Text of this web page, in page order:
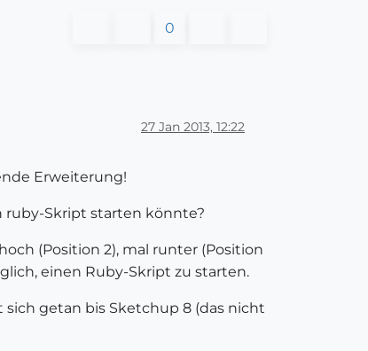
0
27 Jan 2013, 12:22
Erweiterung!
ruby-Skript starten könnte?
(Position 2), mal runter (Position
einen Ruby-Skript zu starten.
getan bis Sketchup 8 (das nicht